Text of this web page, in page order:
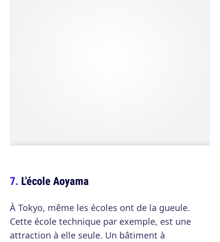
L'école Aoyama
À Tokyo, même les écoles ont de la gueule.
Cette école technique par exemple, est une
attraction à elle seule. Un bâtiment à